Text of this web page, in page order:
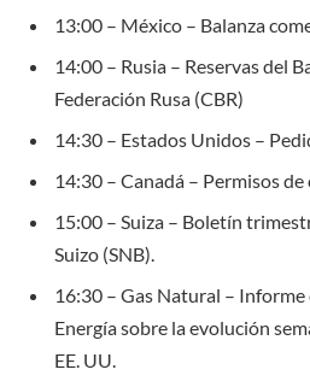
13:00 – México – Balanza
14:00 – Rusia – Reservas del
Federación Rusa (CBR)
14:30 – Estados Unidos –
14:30 – Canadá – Permisos
15:00 – Suiza – Boletín
Suizo (SNB).
16:30 – Gas Natural –
Energía sobre la evolución
EE. UU.